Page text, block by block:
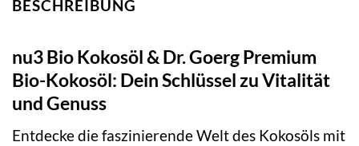
BESCHREIBUNG
nu3 Bio Kokosöl & Dr. Goerg Premium
Bio-Kokosöl: Dein Schlüssel zu Vitalität
und Genuss
Entdecke die faszinierende Welt des Kokosöls mit